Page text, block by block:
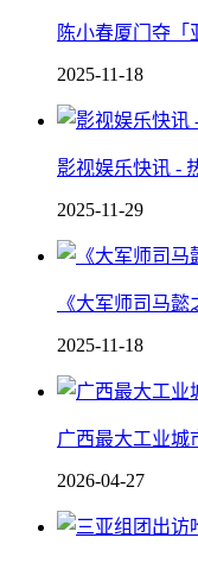
陈小春厦门夺「
2025-11-18
影视娱乐快讯 -
2025-11-29
《大军师司马
2025-11-18
广西最大工业城
2026-04-27